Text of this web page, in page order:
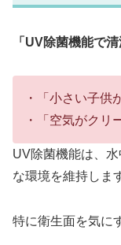
「UV除菌機能で清
・「小さい子供
・「空気がクリ
UV除菌機能は、
な環境を維持しま
特に衛生面を気に